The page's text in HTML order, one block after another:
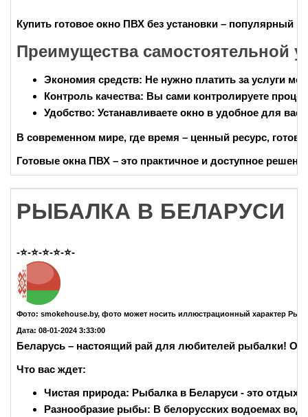
Купить готовое окно ПВХ без установки – популярный
Преимущества самостоятельной
Экономия средств: Не нужно платить за услуги
Контроль качества: Вы сами контролируете
Удобство: Устанавливаете окно в удобное для вас
В современном мире, где время – ценный ресурс,
Готовые окна ПВХ – это практичное и доступное
РЫБАЛКА В БЕЛАРУСИ
-⭐-⭐-⭐-⭐-⭐-
Фото: smokehouse.by, фото может носить иллюстрационный характер
Дата: 08-01-2024 3:33:00
Беларусь – настоящий рай для любителей рыбалки!
Что вас ждет:
Чистая природа: Рыбалка в Беларуси - это отдых
Разнообразие рыбы: В белорусских водоемах